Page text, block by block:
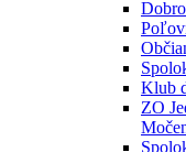
Klub
ZO